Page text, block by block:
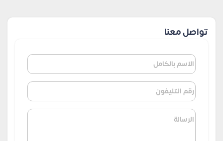
تواصل معنا